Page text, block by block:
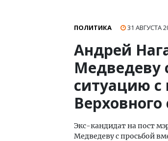
ПОЛИТИКА 31 АВГУСТА
Андрей
Медведеву
ситуацию
Экс-кандидат на пост
Медведеву с просьбой